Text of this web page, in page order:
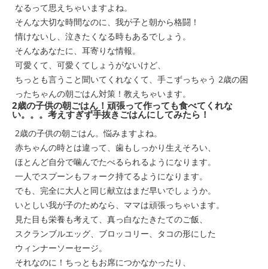
なるって思えちゃいますよね。
そんな大切な時間なのに、我が子と朝から格闘！
情けないし、泣きたくなる時もあるでしょう。
そんなあなたに、耳寄りな情報。
可愛くて、可愛くてしょうがないけど、
ちっとも言うこと聞いてくれなくて、手こずっちゃう 2歳の困
ったちゃんの朝ごはん対策！教えちゃいます。
2歳の子供の朝ごはん！頑張って作っても食べてくれな
い。。。考えすぎず手抜きごはんにしてみたら！
2歳の子供の朝ごはん。悩みますよね。
赤ちゃんの時とは違って、歯もしっかり生えそろい、
ほとんど自分で噛んでたべるられるようになります。
一人でスプーンもフォーク持てるようになります。
でも、完全に大人と同じ献立はまだ早いでしょうか。
いとしい我が子のためなら、ママは頑張っちゃいます。
見た目も栄養も考えて、真っ白なたきたてのご飯、
スクランブルエッグ、ブロッコリー、タコの形にした
ウィンナーソーセージ。
それなのに！ちっともお席につかなかったり、